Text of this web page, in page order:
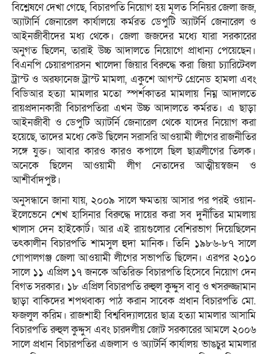
বিশ্লেষণে দেখা গেছে, বিচারপতি নিয়োগ হয় মূলত সিনিয়র জেলা জজ,
অ্যাটার্নি জেনারেল কার্যালয়ে কর্মরত ডেপুটি অ্যাটর্নি জেনারেল ও
আইনজীবীদের মধ্য থেকে। জেলা জজদের মধ্যে যারা সরকারের
অনুগত ছিলেন, তারাই উচ্চ আদালতে নিয়োগে প্রাধান্য পেয়েছেন।
বিএনপি চেয়ারপারসন খালেদা জিয়ার বিরুদ্ধে করা জিয়া চ্যারিটেবল
ট্রাস্ট ও অরফানেজ ট্রাস্ট মামলা, একুশে আগস্ট গ্রেনেড হামলা এবং
বিডিআর হত্যা মামলার মতো স্পর্শকাতর মামলায় নিম্ন আদালতে
রায়প্রদানকারী বিচারপতিরা এখন উচ্চ আদালতে কর্মরত। এ ছাড়া
আইনজীবী ও ডেপুটি অ্যাটর্নি জেনারেল থেকে যাদের নিয়োগ করা
হয়েছে, তাদের মধ্যে কেউ ছিলেন সরাসরি আওয়ামী লীগের রাজনীতির
সঙ্গে যুক্ত। আবার কারও কারও কপালে ছিল ছাত্রলীগের তিলক।
অনেকে ছিলেন আওয়ামী লীগ নেতাদের আত্মীয়স্বজন ও
আশীর্বাদপুষ্ট।
অনুসন্ধানে জানা যায়, ২০০৯ সালে ক্ষমতায় আসার পর পরই ওয়ান-
ইলেভেনে শেখ হাসিনার বিরুদ্ধে দায়ের করা সব দুর্নীতির মামলায়
খালাস দেন হাইকোর্ট। আর এই রায়গুলোর বেশিরভাগ দিয়েছিলেন
তৎকালীন বিচারপতি শামসুল হুদা মানিক। তিনি ১৯৮৬-৮৭ সালে
গোপালগঞ্জ জেলা আওয়ামী লীগের সভাপতি ছিলেন। এরপর ২০১০
সালে ১১ এপ্রিল ১৭ জনকে অতিরিক্ত বিচারপতি হিসেবে নিয়োগ দেন
বিগত সরকার। ১৮ এপ্রিল বিচারপতি রুহুল কুদ্দুস বাবু ও খসরুজ্জামান
ছাড়া বাকিদের শপথবাক্য পাঠ করান সাবেক প্রধান বিচারপতি মো.
ফজলুল করিম। রাজশাহী বিশ্ববিদ্যালয়ের ছাত্র হত্যা মামলার আসামি
বিচারপতি রুহুল কুদ্দুস এবং চারদলীয় জোট সরকারের আমলে ২০০৬
সালে প্রধান বিচারপতির এজলাস ও অ্যাটর্নি কার্যালয় ভাঙচুর মামলার